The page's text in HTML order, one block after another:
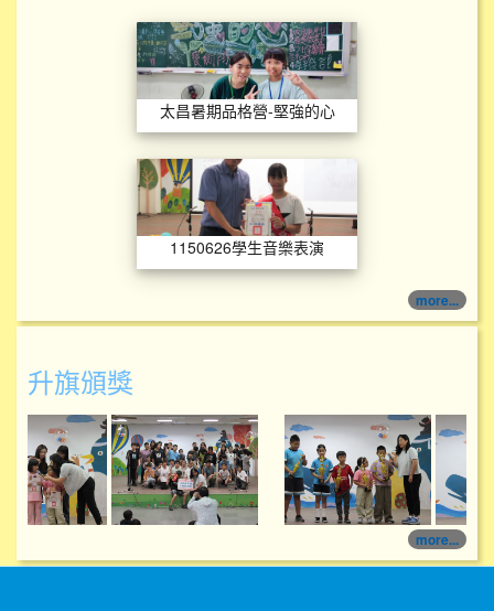
太昌暑期品格營-堅
太昌暑期品格營-堅強的心
1150626學生音樂
1150626學生音樂表演
more...
升旗頒獎
114學年度升旗頒獎 114學年度升旗頒獎
more...